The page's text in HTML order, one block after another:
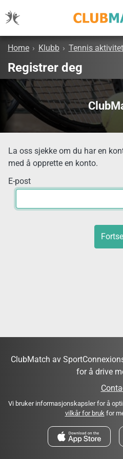
Home › Klubb › Tennis
Registrer deg
La oss sjekke om du har en
med å opprette en konto.
E-post
ClubMatch av
for å drive
Vi bruker informasjonskapsler for å
vilkår for brukfor